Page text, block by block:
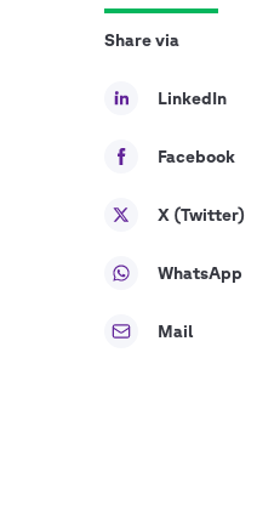
Share via
LinkedIn
Facebook
X (Twitter)
WhatsApp
Mail